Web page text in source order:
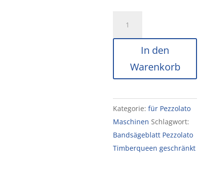
Timberqueen
4025
x
38
x
1,1
In den
Warenkorb
Kategorie:für Pezzolato
Maschinen Schlagwort:
Bandsägeblatt Pezzolato
Timberqueen geschränkt